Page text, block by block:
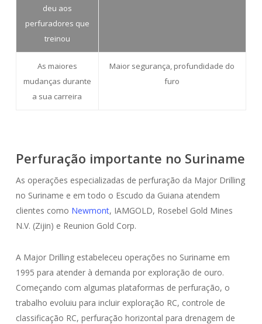
deu aos
perfuradores que
treinou
As maiores
mudanças durante
a sua carreira
Maior segurança, profundidade do
furo
Perfuração importante no Suriname
As operações especializadas de perfuração da Major Drilling
no Suriname e em todo o Escudo da Guiana atendem
clientes como Newmont, IAMGOLD, Rosebel Gold Mines
N.V. (Zijin) e Reunion Gold Corp.
A Major Drilling estabeleceu operações no Suriname em
1995 para atender à demanda por exploração de ouro.
Começando com algumas plataformas de perfuração, o
trabalho evoluiu para incluir exploração RC, controle de
classificação RC, perfuração horizontal para drenagem de